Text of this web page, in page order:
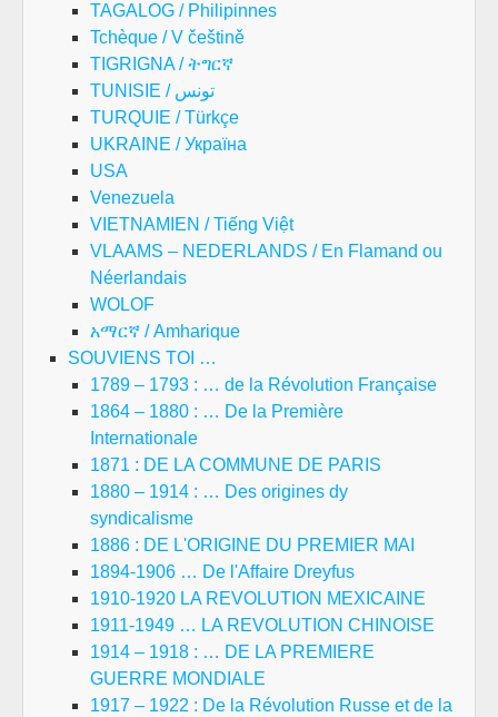
TAGALOG / Philipinnes
Tchèque / V češtině
TIGRIGNA / ትግርኛ
TUNISIE / تونس
TURQUIE / Türkçe
UKRAINE / Україна
USA
Venezuela
VIETNAMIEN / Tiếng Việt
VLAAMS – NEDERLANDS / En Flamand ou
Néerlandais
WOLOF
አማርኛ / Amharique
SOUVIENS TOI …
1789 – 1793 : … de la Révolution Française
1864 – 1880 : … De la Première
Internationale
1871 : DE LA COMMUNE DE PARIS
1880 – 1914 : … Des origines dy
syndicalisme
1886 : DE L'ORIGINE DU PREMIER MAI
1894-1906 … De l'Affaire Dreyfus
1910-1920 LA REVOLUTION MEXICAINE
1911-1949 … LA REVOLUTION CHINOISE
1914 – 1918 : … DE LA PREMIERE
GUERRE MONDIALE
1917 – 1922 : De la Révolution Russe et de la